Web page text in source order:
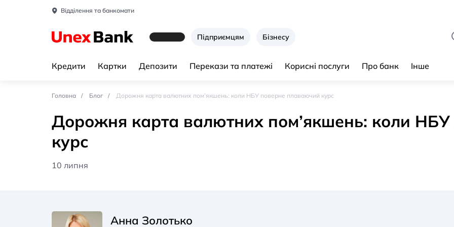
Відділення та банкомати
Підприємцям Бізнесу
Кредити Картки Депозити Перекази та платежі Корисні послуги Про банк Інше
Головна Блог Дорожня карта валютних пом’якшень: коли НБУ поверне плаваючий курс
Дорожня карта валютних пом’якшень: коли
курс
10 липня
Анна Золотько